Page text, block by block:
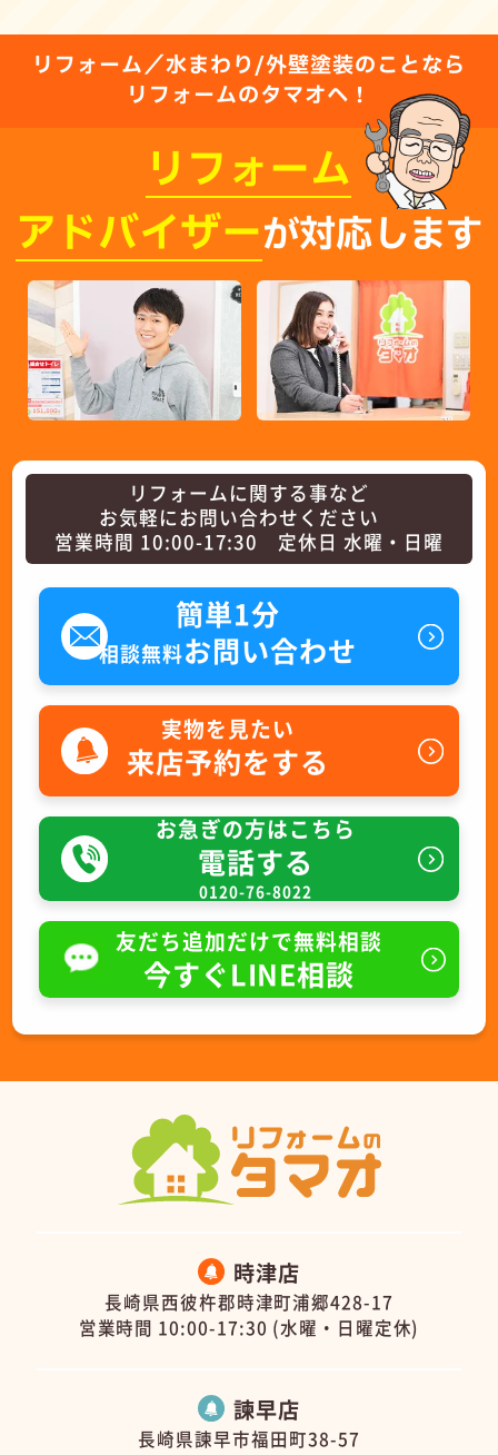
リフォーム／水まわり/外壁塗装のことなら
リフォームのタマオへ！
リフォーム
アドバイザーが対応します
リフォームに関する事など
お気軽にお問い合わせください
営業時間 10:00-17:30 定休日 水曜・日曜
簡単1分
相談無料お問い合わせ
実物を見たい
来店予約をする
お急ぎの方はこちら
電話する
0120-76-8022
友だち追加だけで無料相談
今すぐLINE相談
時津店
長崎県西彼杵郡時津町浦郷428-17
営業時間 10:00-17:30 (水曜・日曜定休)
諫早店
長崎県諫早市福田町38-57